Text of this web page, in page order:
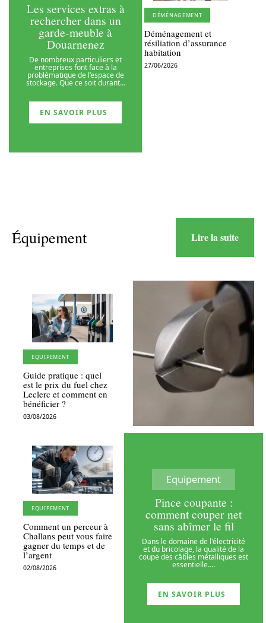
Les services extras à
rechercher dans un
garde-meuble à
Douarnenez
De nombreux particuliers et
entreprises font face à la
problématique de l’espace de
stockage. Que ce soit durant…
EN SAVOIR PLUS
DÉMÉNAGEMENT
Déménagement et
résiliation d’assurance
habitation
27/06/2026
Équipement Lire la suite
EQUIPEMENT
Guide pratique : quel
est le prix du fuel chez
Leclerc et comment en
bénéficier ?
03/08/2026
EQUIPEMENT
Comment un perceur à
Challans peut vous faire
gagner du temps et de
l’argent
02/08/2026
Equipement
Pince coupante :
comment couper net
sans abîmer le fil
Dans le domaine de l'électricité
et du bricolage, la qualité de la
coupe des câbles métalliques est
essentielle.…
EN SAVOIR PLUS